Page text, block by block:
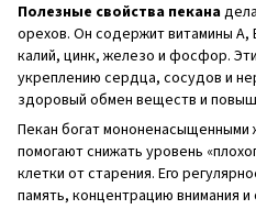
Полезные свойства пекана
орехов. Он содержит витамины A,
калий, цинк, железо и фосфор.
укреплению сердца, сосудов и
здоровый обмен веществ и
Пекан богат
помогают снижать уровень
клетки от старения. Его
память, концентрацию внимания